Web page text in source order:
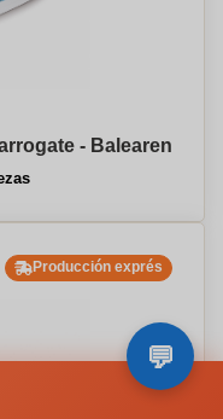
- Balearen
Producción exprés